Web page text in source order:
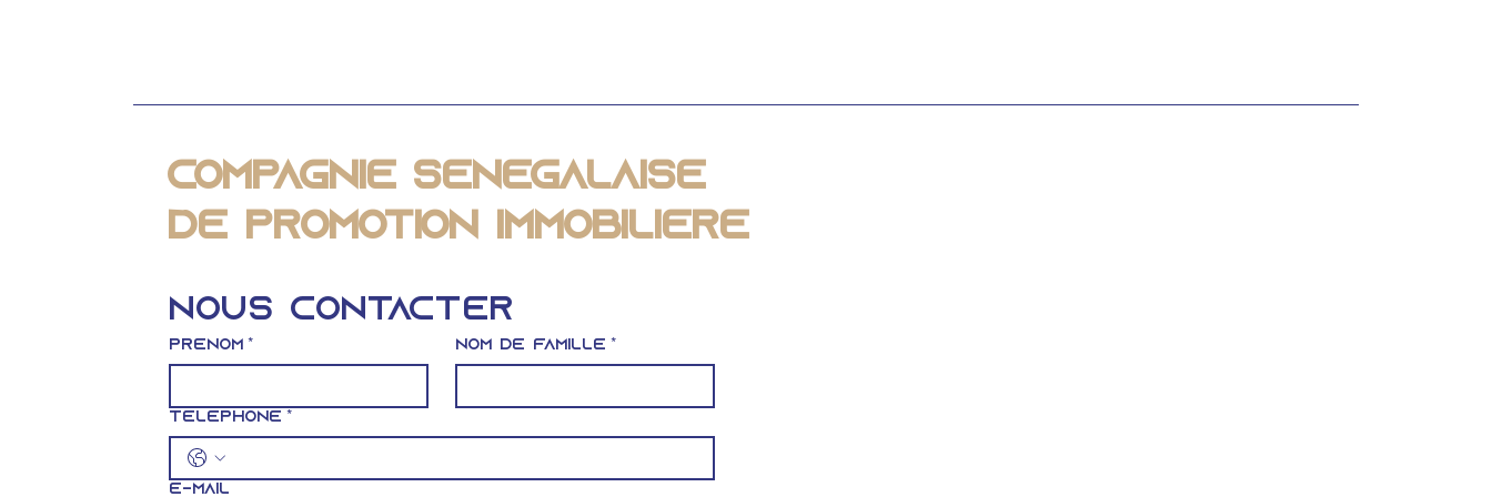
Compagnie Sénégalaise
de Promotion Immobilière
Nous contacter
Prénom * Nom de famille *
Téléphone *
E-mail